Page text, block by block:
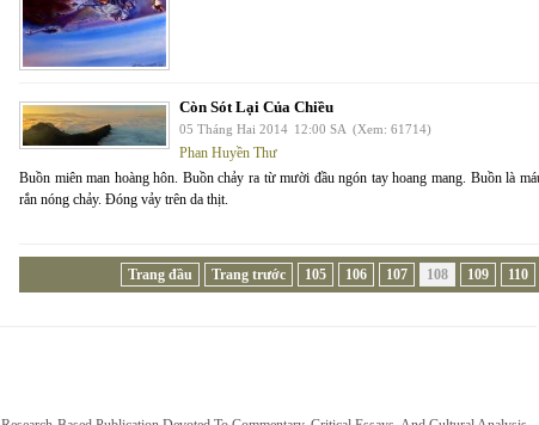
Còn Sót Lại Của Chiều
05 Tháng Hai 2014 12:00 SA (Xem: 61714)
Phan Huyền Thư
Buồn miên man hoàng hôn. Buồn chảy ra từ mười đầu ngón tay hoang mang. Buồn là
rắn nóng chảy. Đóng vảy trên da thịt.
Trang đầu Trang trước 105 106 107 108 109 110